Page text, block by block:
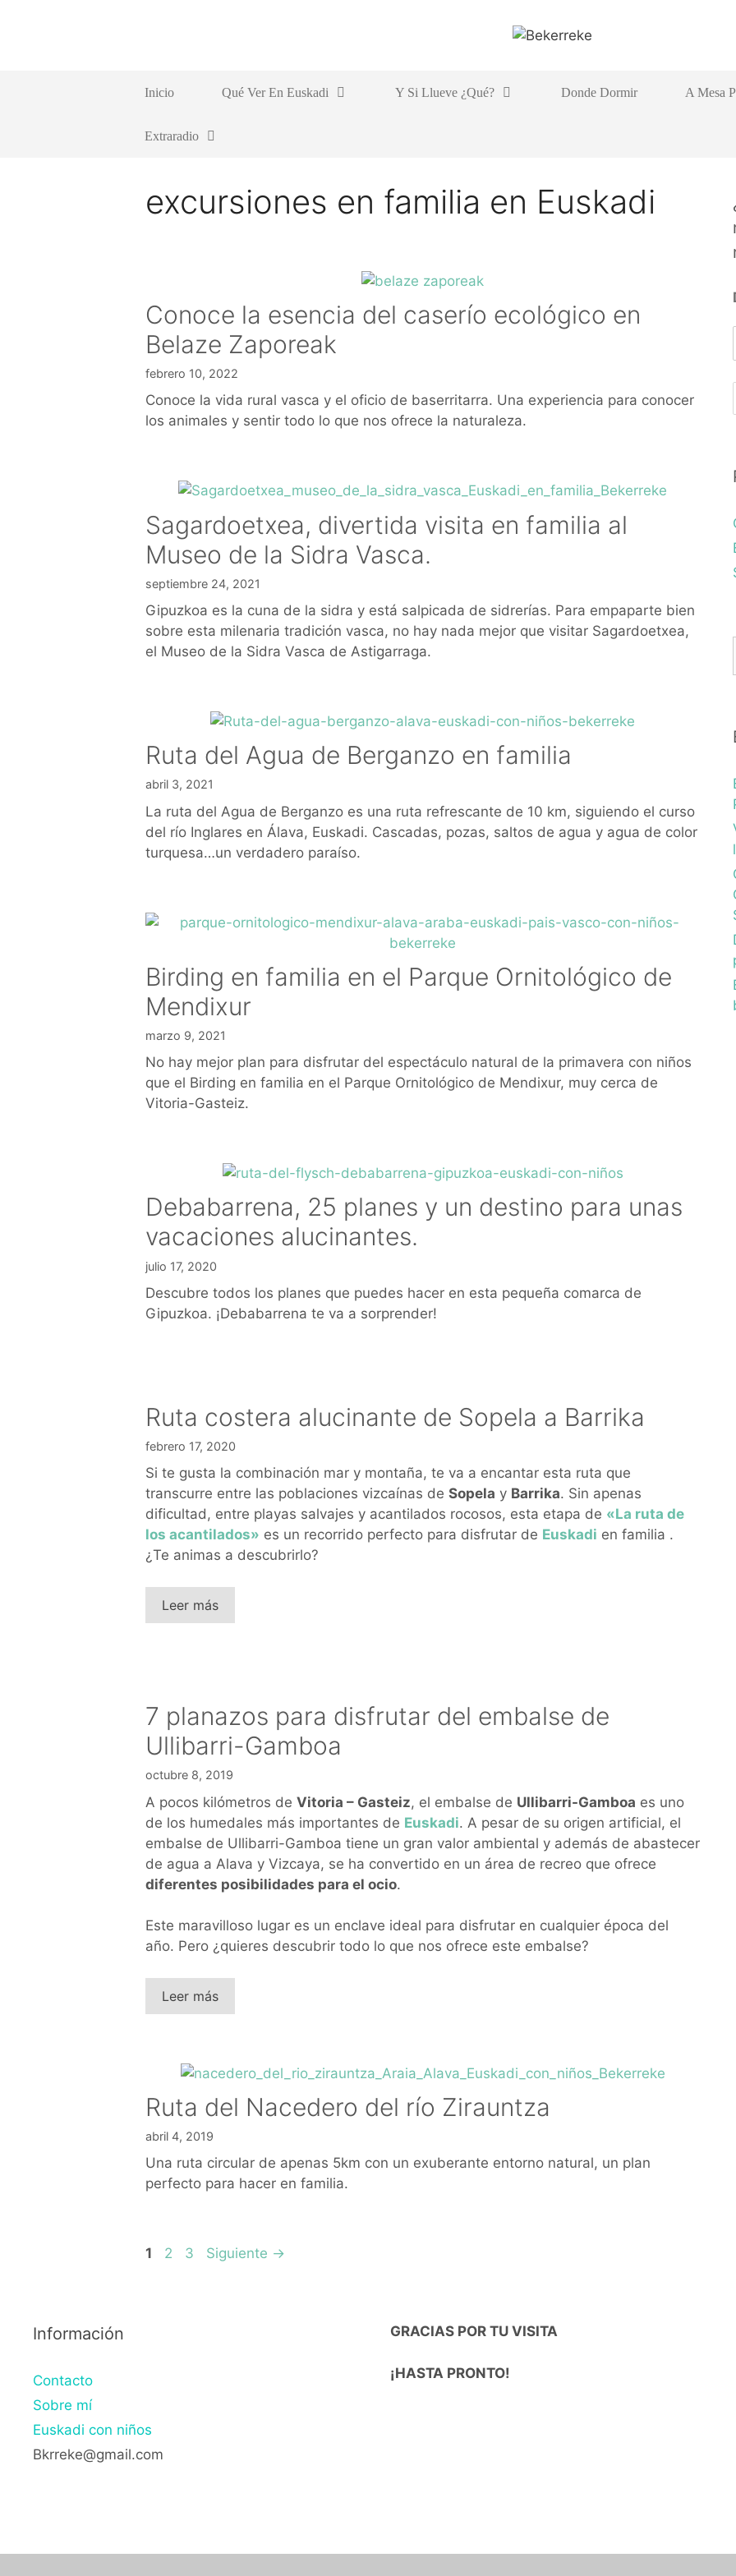
Inicio Qué Ver En Euskadi Y Si Llueve ¿qué? Donde Dormir A Mesa
Extraradio
excursiones en familia en Euskadi
Conoce la esencia del caserío ecológico en
Belaze Zaporeak
febrero 10, 2022
Conoce la vida rural vasca y el oficio de baserritarra. Una experiencia para conocer
los animales y sentir todo lo que nos ofrece la naturaleza.
Sagardoetxea, divertida visita en familia al
Museo de la Sidra Vasca.
septiembre 24, 2021
Gipuzkoa es la cuna de la sidra y está salpicada de sidrerías. Para empaparte bien
sobre esta milenaria tradición vasca, no hay nada mejor que visitar Sagardoetxea,
el Museo de la Sidra Vasca de Astigarraga.
Ruta del Agua de Berganzo en familia
abril 3, 2021
La ruta del Agua de Berganzo es una ruta refrescante de 10 km, siguiendo el curso
del río Inglares en Álava, Euskadi. Cascadas, pozas, saltos de agua y agua de color
turquesa…un verdadero paraíso.
Birding en familia en el Parque Ornitológico de
Mendixur
marzo 9, 2021
No hay mejor plan para disfrutar del espectáculo natural de la primavera con niños
que el Birding en familia en el Parque Ornitológico de Mendixur, muy cerca de
Vitoria-Gasteiz.
Debabarrena, 25 planes y un destino para unas
vacaciones alucinantes.
julio 17, 2020
Descubre todos los planes que puedes hacer en esta pequeña comarca de
Gipuzkoa. ¡Debabarrena te va a sorprender!
Ruta costera alucinante de Sopela a Barrika
febrero 17, 2020
Si te gusta la combinación mar y montaña, te va a encantar esta ruta que
transcurre entre las poblaciones vizcaínas de Sopela y Barrika. Sin apenas
dificultad, entre playas salvajes y acantilados rocosos, esta etapa de «La ruta de
los acantilados» es un recorrido perfecto para disfrutar de Euskadi en familia .
¿Te animas a descubrirlo?
Leer más
7 planazos para disfrutar del embalse de
Ullibarri-Gamboa
octubre 8, 2019
A pocos kilómetros de Vitoria – Gasteiz, el embalse de Ullibarri-Gamboa es uno
de los humedales más importantes de Euskadi. A pesar de su origen artificial, el
embalse de Ullibarri-Gamboa tiene un gran valor ambiental y además de abastecer
de agua a Alava y Vizcaya, se ha convertido en un área de recreo que ofrece
diferentes posibilidades para el ocio.
Este maravilloso lugar es un enclave ideal para disfrutar en cualquier época del
año. Pero ¿quieres descubrir todo lo que nos ofrece este embalse?
Leer más
Ruta del Nacedero del río Zirauntza
abril 4, 2019
Una ruta circular de apenas 5km con un exuberante entorno natural, un plan
perfecto para hacer en familia.
Página
1 Página
2 Página
3 Siguiente →
Información
Contacto
Sobre mí
Euskadi con niños
Bkrreke@gmail.com
GRACIAS POR TU VISITA
¡HASTA PRONTO!